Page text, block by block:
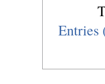
Entries